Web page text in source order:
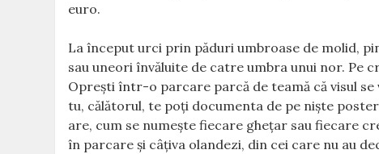
euro.
La început urci prin păduri umbroase de molid,
sau uneori învăluite de catre umbra unui nor. Pe
Opreşti într-o parcare parcă de teamă că visul se
tu, călătorul, te poţi documenta de pe nişte
are, cum se numeşte fiecare gheţar sau fiecare
în parcare şi câţiva olandezi, din cei care nu au